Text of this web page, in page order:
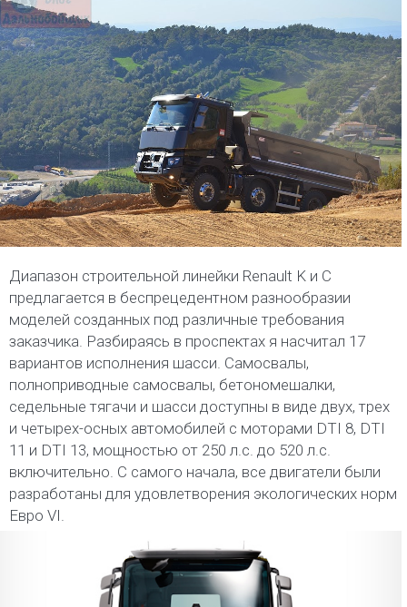
Диапазон строительной линейки Renault K и С
предлагается в беспрецедентном разнообразии
моделей созданных под различные требования
заказчика. Разбираясь в проспектах я насчитал 17
вариантов исполнения шасси. Самосвалы,
полноприводные самосвалы, бетономешалки,
седельные тягачи и шасси доступны в виде двух, трех
и четырех-осных автомобилей с моторами DTI 8, DTI
11 и DTI 13, мощностью от 250 л.с. до 520 л.с.
включительно. С самого начала, все двигатели были
разработаны для удовлетворения экологических норм
Евро VI.